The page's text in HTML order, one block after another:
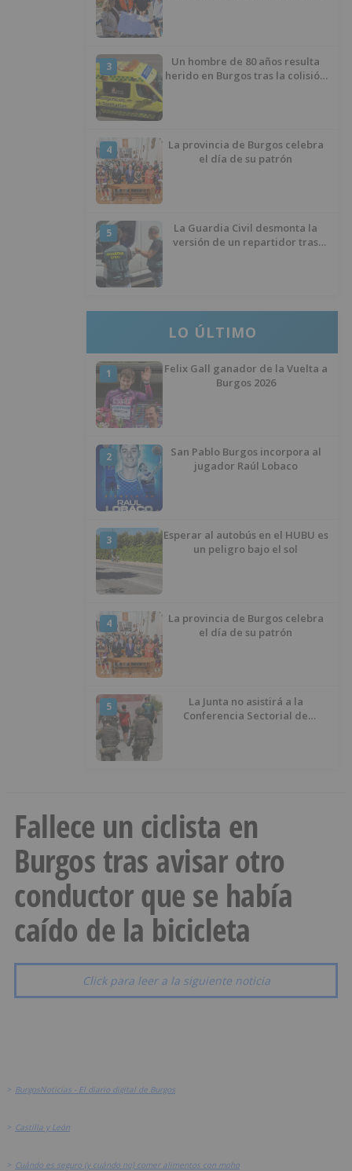
3
Un hombre de 80 años resulta
herido en Burgos tras la colisión
4
La provincia de Burgos celebra
el día de su patrón
5
La Guardia Civil desmonta la
versión de un repartidor tras
LO ÚLTIMO
1
Felix Gall ganador de la Vuelta a
Burgos 2026
2
San Pablo Burgos incorpora al
jugador Raúl Lobaco
3
Esperar al autobús en el HUBU es
un peligro bajo el sol
4
La provincia de Burgos celebra
el día de su patrón
5
La Junta no asistirá a la
Conferencia Sectorial de
Fallece un ciclista en
Burgos tras avisar otro
conductor que se había
caído de la bicicleta
Click para leer a la siguiente noticia
> BurgosNoticias - El diario digital de Burgos
> Castilla y León
> Cuándo es seguro (y cuándo no) comer alimentos con moho